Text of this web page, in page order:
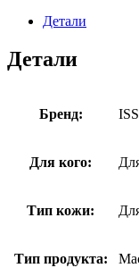
Детали
Детали
Бренд:
Для кого:
Тип кожи:
Тип продукта: